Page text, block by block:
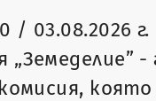
03.08.2026
-